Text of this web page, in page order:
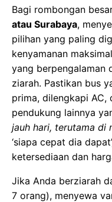
Bagi rombongan
atau Surabaya,
pilihan yang paling
kenyamanan
yang berpengalaman
ziarah. Pastikan bus
prima, dilengkapi
pendukung lainnya
jauh hari, terutama di
‘siapa cepat dia
ketersediaan dan
Jika Anda berziarah
7 orang), menyewa